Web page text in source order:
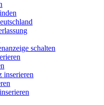
schalten
inserieren